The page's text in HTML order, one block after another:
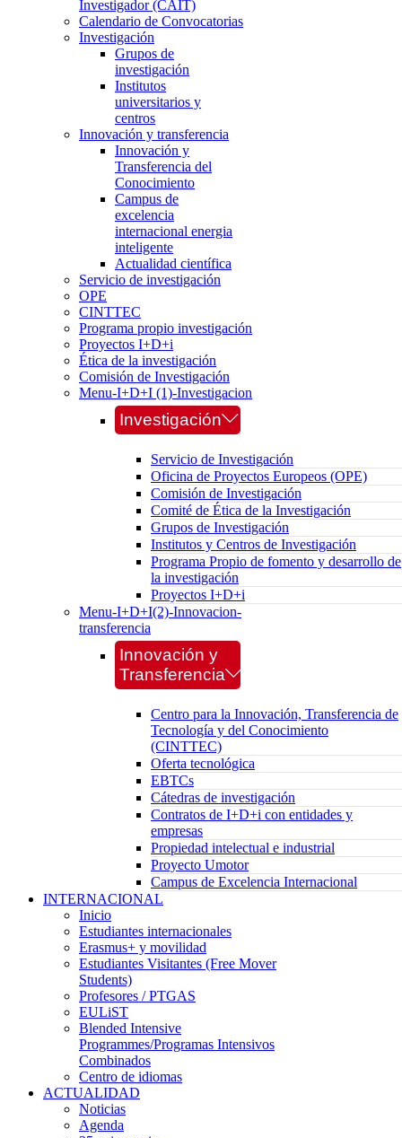
Investigador (CAIT)
Calendario de Convocatorias
Investigación
Grupos de
investigación
Institutos
universitarios y
centros
Innovación y transferencia
Innovación y
Transferencia del
Conocimiento
Campus de
excelencia
internacional energia
inteligente
Actualidad científica
Servicio de investigación
OPE
CINTTEC
Programa propio investigación
Proyectos I+D+i
Ética de la investigación
Comisión de Investigación
Menu-I+D+I (1)-Investigacion
Investigación
Servicio de Investigación
Oficina de Proyectos Europeos (OPE)
Comisión de Investigación
Comité de Ética de la Investigación
Grupos de Investigación
Institutos y Centros de Investigación
Programa Propio de fomento y desarrollo de
la investigación
Proyectos I+D+i
Menu-I+D+I(2)-Innovacion-
transferencia
Innovación y
Transferencia
Centro para la Innovación, Transferencia de
Tecnología y del Conocimiento
(CINTTEC)
Oferta tecnológica
EBTCs
Cátedras de investigación
Contratos de I+D+i con entidades y
empresas
Propiedad intelectual e industrial
Proyecto Umotor
Campus de Excelencia Internacional
INTERNACIONAL
Inicio
Estudiantes internacionales
Erasmus+ y movilidad
Estudiantes Visitantes (Free Mover
Students)
Profesores / PTGAS
EULiST
Blended Intensive
Programmes/Programas Intensivos
Combinados
Centro de idiomas
ACTUALIDAD
Noticias
Agenda